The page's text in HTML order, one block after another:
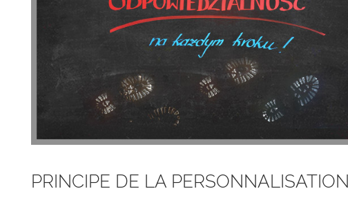
PRINCIPE DE LA PERSONNALISATION